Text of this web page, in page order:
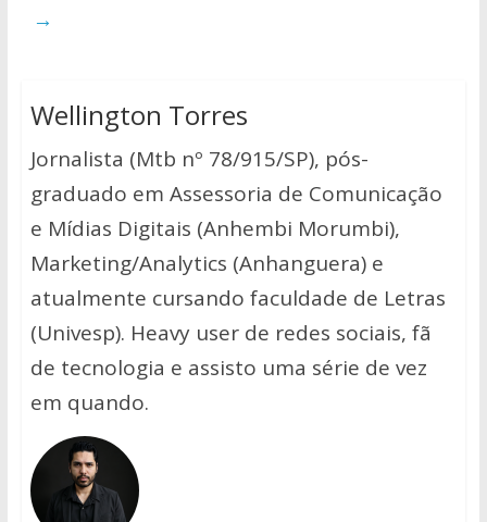
→
Wellington Torres
Jornalista (Mtb nº 78/915/SP), pós-
graduado em Assessoria de Comunicação
e Mídias Digitais (Anhembi Morumbi),
Marketing/Analytics (Anhanguera) e
atualmente cursando faculdade de Letras
(Univesp). Heavy user de redes sociais, fã
de tecnologia e assisto uma série de vez
em quando.